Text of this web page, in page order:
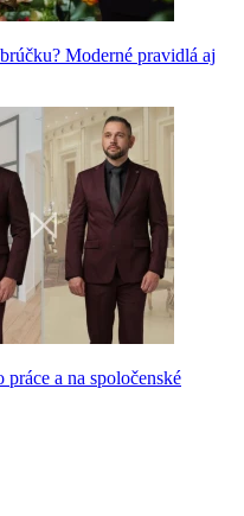
Moderné pravidlá aj
a na spoločenské